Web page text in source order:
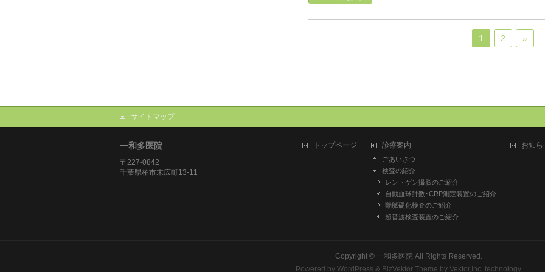
1 2 »
サイトマップ
一和多医院
〒227-0842
千葉県柏市末広町13-11
トップページ 診療案内
ごあいさつ
検査の紹介
レントゲン撮影のご紹介
自動血球計数･CRP測定装置のご紹介
動脈硬化検査のご紹介
超音波検査装置のご紹介
お知ら
Copyright © 一和多医院 All Rights Reserved.
Powered by WordPress & BizVektor Theme by Vektor,Inc. technology.